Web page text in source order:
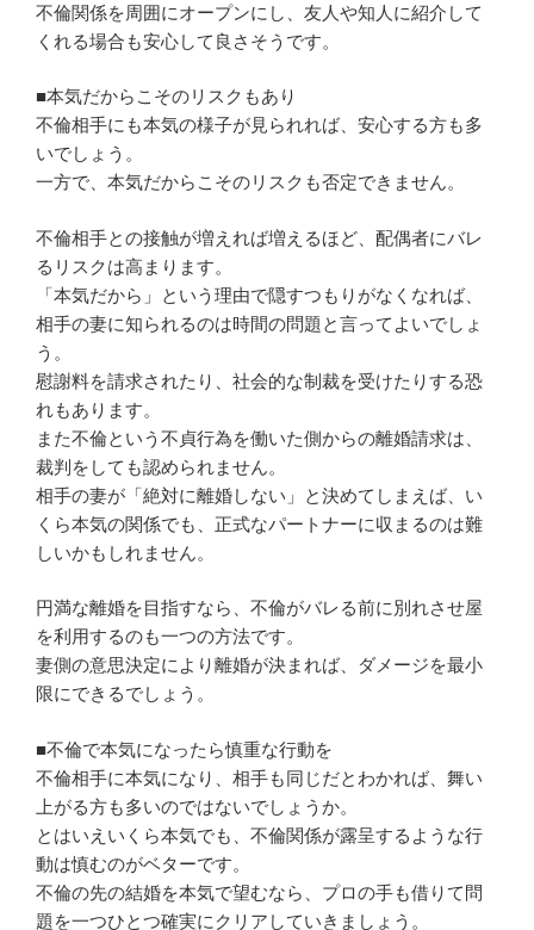
不倫関係を周囲にオープンにし、友人や知人に紹介して
くれる場合も安心して良さそうです。
■本気だからこそのリスクもあり
不倫相手にも本気の様子が見られれば、安心する方も多
いでしょう。
一方で、本気だからこそのリスクも否定できません。
不倫相手との接触が増えれば増えるほど、配偶者にバレ
るリスクは高まります。
「本気だから」という理由で隠すつもりがなくなれば、
相手の妻に知られるのは時間の問題と言ってよいでしょ
う。
慰謝料を請求されたり、社会的な制裁を受けたりする恐
れもあります。
また不倫という不貞行為を働いた側からの離婚請求は、
裁判をしても認められません。
相手の妻が「絶対に離婚しない」と決めてしまえば、い
くら本気の関係でも、正式なパートナーに収まるのは難
しいかもしれません。
円満な離婚を目指すなら、不倫がバレる前に別れさせ屋
を利用するのも一つの方法です。
妻側の意思決定により離婚が決まれば、ダメージを最小
限にできるでしょう。
■不倫で本気になったら慎重な行動を
不倫相手に本気になり、相手も同じだとわかれば、舞い
上がる方も多いのではないでしょうか。
とはいえいくら本気でも、不倫関係が露呈するような行
動は慎むのがベターです。
不倫の先の結婚を本気で望むなら、プロの手も借りて問
題を一つひとつ確実にクリアしていきましょう。